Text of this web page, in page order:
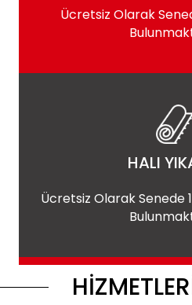
Ücretsiz Olarak
HALI
Ücretsiz Olarak Senede